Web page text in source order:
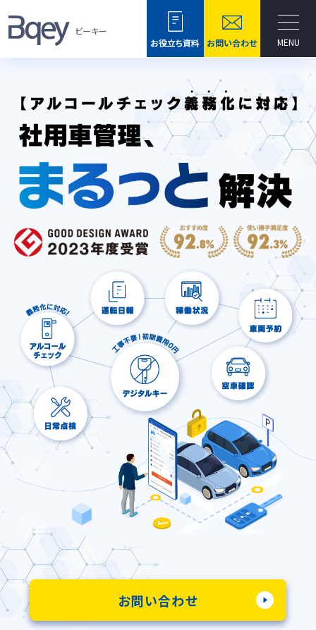
ビーキー
お役立ち資料
お問い合わせ MENU
お問い合わせ